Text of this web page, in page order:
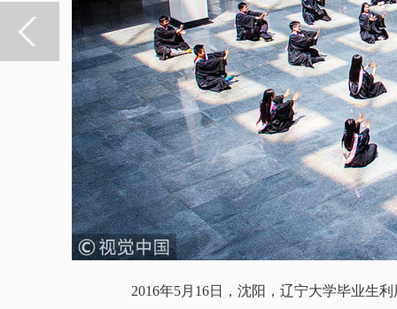
2016年5月16日，沈阳，辽宁大学毕业生